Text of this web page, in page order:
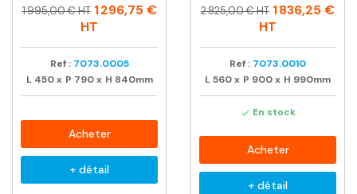
Prix
Prix
1 995,00 € HT 1 296,75 €
HT
Ref : 7073.0005
L 450 x P 790 x H 840mm
Acheter
+ détail
Prix
Prix
2 825,00 € HT 1 836,25 €
HT
Ref : 7073.0010
L560x P 900x H 990mm
 En stock
Acheter
+ détail